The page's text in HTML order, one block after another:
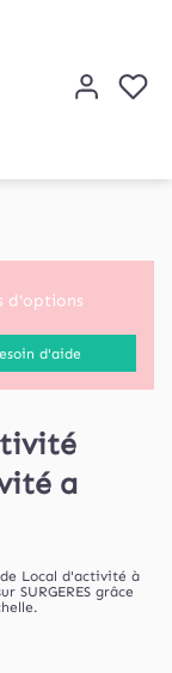
d'options
d'aide
a
Local d'activité à
SURGERES grâce